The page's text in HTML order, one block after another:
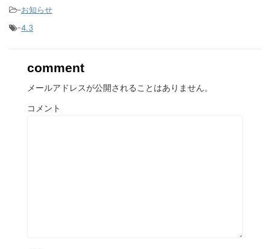
-お知らせ
-4.3
comment
メールアドレスが公開されることはありません。
コメント